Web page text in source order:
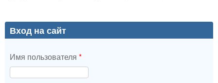
Вход на сайт
Имя пользователя *